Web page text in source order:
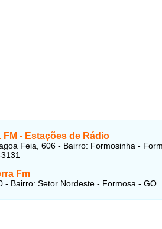
FM - Estações de Rádio
Feia, 606 - Bairro: Formosinha -
Fm
- Bairro: Setor Nordeste - Formosa - GO